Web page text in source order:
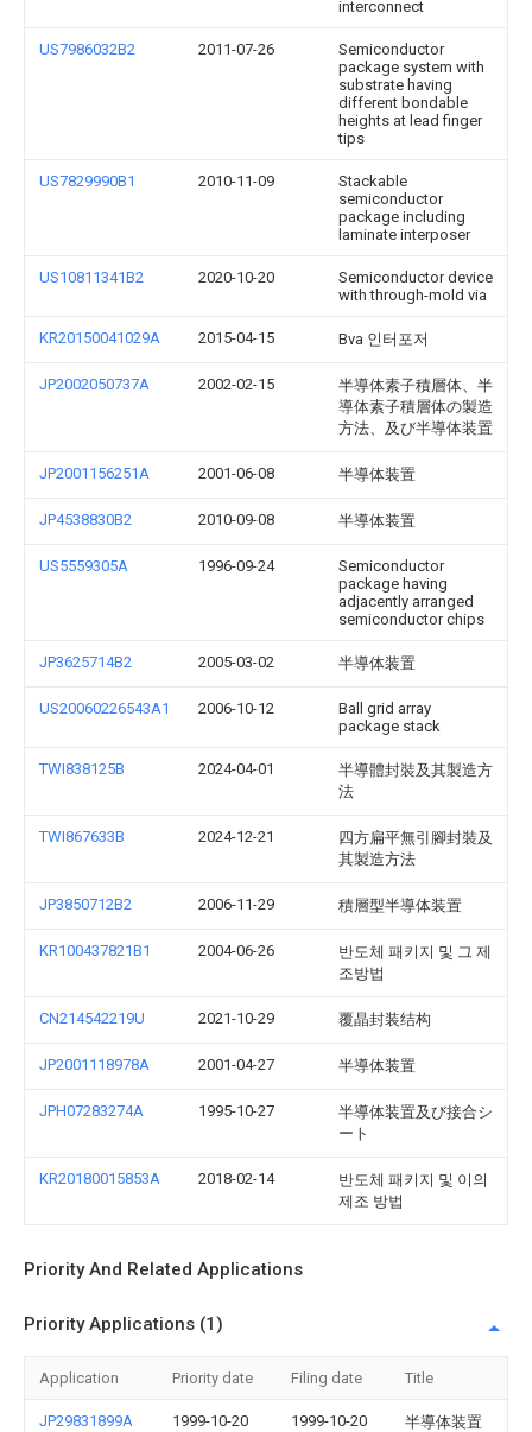
interconnect
US7986032B2 2011-07-26
Semiconductor
package system with
substrate having
different bondable
heights at lead finger
tips
US7829990B1 2010-11-09
Stackable
semiconductor
package including
laminate interposer
US10811341B2 2020-10-20
Semiconductor device
with through-mold via
KR20150041029A 2015-04-15 Bva 인터포저
JP2002050737A 2002-02-15
半導体素子積層体、半
導体素子積層体の製造
方法、及び半導体装置
JP2001156251A 2001-06-08 半導体装置
JP4538830B2 2010-09-08 半導体装置
US5559305A 1996-09-24
Semiconductor
package having
adjacently arranged
semiconductor chips
JP3625714B2 2005-03-02 半導体装置
US20060226543A1 2006-10-12
Ball grid array
package stack
TWI838125B 2024-04-01
半導體封裝及其製造方
法
TWI867633B 2024-12-21
四方扁平無引腳封裝及
其製造方法
JP3850712B2 2006-11-29 積層型半導体装置
KR100437821B1 2004-06-26
반도체 패키지 및 그 제
조방법
CN214542219U 2021-10-29 覆晶封装结构
JP2001118978A 2001-04-27 半導体装置
JPH07283274A 1995-10-27
半導体装置及び接合シ
ート
KR20180015853A 2018-02-14
반도체 패키지 및 이의
제조 방법
Priority And Related Applications
Priority Applications (1)
Application Priority date Filing date Title
JP29831899A 1999-10-20 1999-10-20 半導体装置